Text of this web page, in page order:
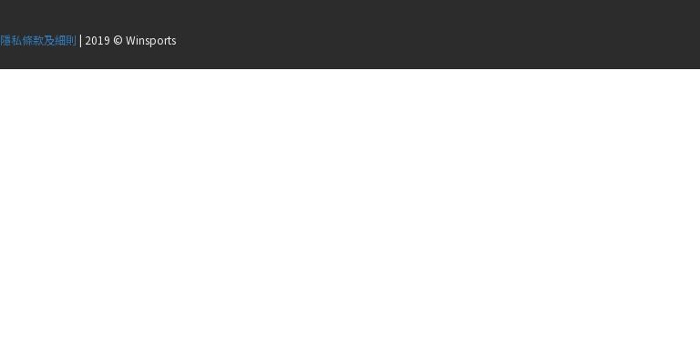
隱私條款及細則 | 2019 © Winsports